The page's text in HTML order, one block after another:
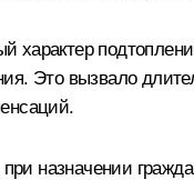
характер
Это вызвало
назначении